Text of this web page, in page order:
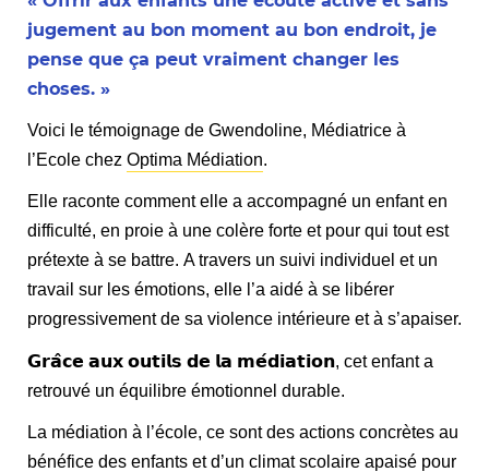
jugement au bon moment au bon endroit, je
pense que ça peut vraiment changer les
choses. »
Voici le témoignage de Gwendoline, Médiatrice à
l’Ecole chez Optima Médiation.
Elle raconte comment elle a accompagné un enfant en
difficulté, en proie à une colère forte et pour qui tout est
prétexte à se battre. A travers un suivi individuel et un
travail sur les émotions, elle l’a aidé à se libérer
progressivement de sa violence intérieure et à s’apaiser.
𝗚𝗿𝗮̂𝗰𝗲 𝗮𝘂𝘅 𝗼𝘂𝘁𝗶𝗹𝘀 𝗱𝗲 𝗹𝗮 𝗺𝗲́𝗱𝗶𝗮𝘁𝗶𝗼𝗻, cet enfant a
retrouvé un équilibre émotionnel durable.
La médiation à l’école, ce sont des actions concrètes au
bénéfice des enfants et d’un climat scolaire apaisé pour